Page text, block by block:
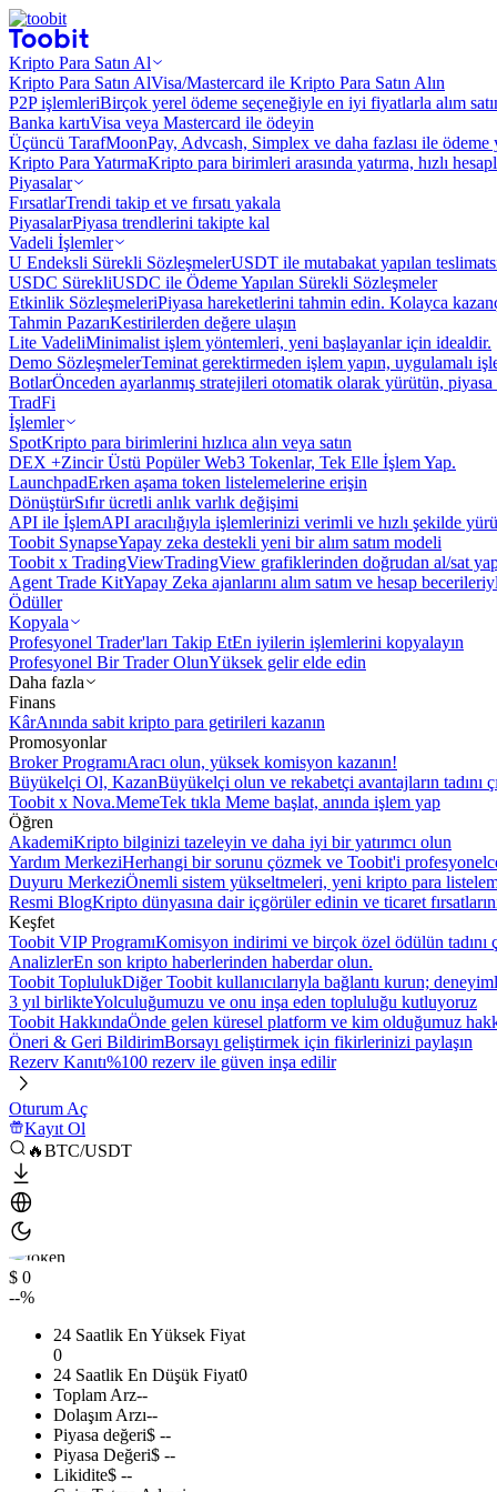
Kripto Para Satın Al
Kripto Para Satın AlVisa/Mastercard ile Kripto Para Satın Alın
P2P işlemleriBirçok yerel ödeme seçeneğiyle en iyi fiyatlarla alım
Banka kartıVisa veya Mastercard ile ödeyin
Üçüncü TarafMoonPay, Advcash, Simplex ve daha fazlası ile ödeme
Kripto Para YatırmaKripto para birimleri arasında yatırma, hızlı
Piyasalar
FırsatlarTrendi takip et ve fırsatı yakala
PiyasalarPiyasa trendlerini takipte kal
Vadeli İşlemler
U Endeksli Sürekli SözleşmelerUSDT ile mutabakat yapılan
USDC SürekliUSDC ile Ödeme Yapılan Sürekli Sözleşmeler
Etkinlik SözleşmeleriPiyasa hareketlerini tahmin edin. Kolayca
Tahmin PazarıKestirilerden değere ulaşın
Lite VadeliMinimalist işlem yöntemleri, yeni başlayanlar için idealdir.
Demo SözleşmelerTeminat gerektirmeden işlem yapın, uygulamalı
BotlarÖnceden ayarlanmış stratejileri otomatik olarak yürütün, piyasa
TradFi
İşlemler
SpotKripto para birimlerini hızlıca alın veya satın
DEX +Zincir Üstü Popüler Web3 Tokenlar, Tek Elle İşlem Yap.
LaunchpadErken aşama token listelemelerine erişin
DönüştürSıfır ücretli anlık varlık değişimi
API ile İşlemAPI aracılığıyla işlemlerinizi verimli ve hızlı şekilde
Toobit SynapseYapay zeka destekli yeni bir alım satım modeli
Toobit x TradingViewTradingView grafiklerinden doğrudan al/sat
Agent Trade KitYapay Zeka ajanlarını alım satım ve hesap
Ödüller
Kopyala
Profesyonel Trader'ları Takip EtEn iyilerin işlemlerini kopyalayın
Profesyonel Bir Trader OlunYüksek gelir elde edin
Daha fazla
Finans
KârAnında sabit kripto para getirileri kazanın
Promosyonlar
Broker ProgramıAracı olun, yüksek komisyon kazanın!
Büyükelçi Ol, KazanBüyükelçi olun ve rekabetçi avantajların tadını
Toobit x Nova.MemeTek tıkla Meme başlat, anında işlem yap
Öğren
AkademiKripto bilginizi tazeleyin ve daha iyi bir yatırımcı olun
Yardım MerkeziHerhangi bir sorunu çözmek ve Toobit'i
Duyuru MerkeziÖnemli sistem yükseltmeleri, yeni kripto para
Resmi BlogKripto dünyasına dair içgörüler edinin ve ticaret
Keşfet
Toobit VIP ProgramıKomisyon indirimi ve birçok özel ödülün tadını
AnalizlerEn son kripto haberlerinden haberdar olun.
Toobit ToplulukDiğer Toobit kullanıcılarıyla bağlantı kurun;
3 yıl birlikteYolculuğumuzu ve onu inşa eden topluluğu kutluyoruz
Toobit HakkındaÖnde gelen küresel platform ve kim olduğumuz
Öneri & Geri BildirimBorsayı geliştirmek için fikirlerinizi paylaşın
Rezerv Kanıtı%100 rezerv ile güven inşa edilir
Oturum Aç
Kayıt Ol
🔥BTC/USDT
$ 0
--%
24 Saatlik En Yüksek Fiyat
0
24 Saatlik En Düşük Fiyat0
Toplam Arz--
Dolaşım Arzı--
Piyasa değeri$ --
Piyasa Değeri$ --
Likidite$ --